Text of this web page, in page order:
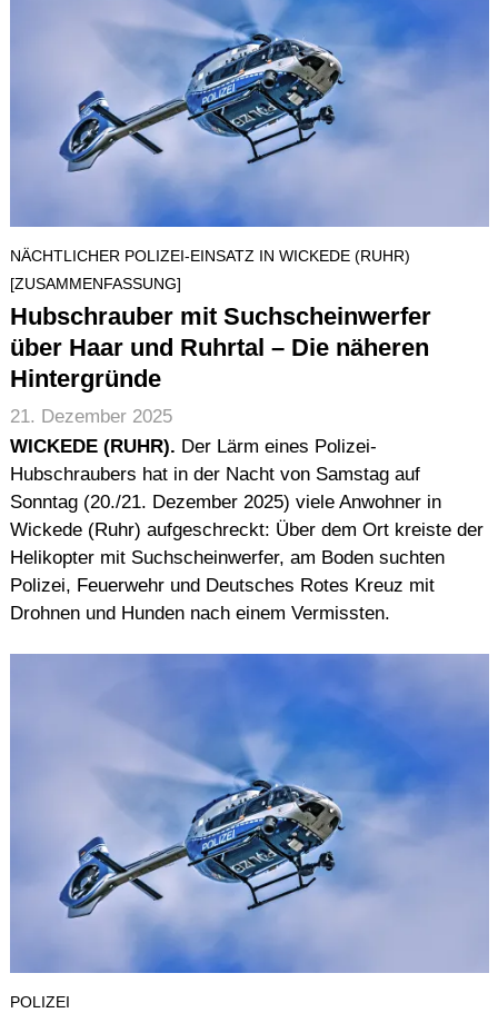
NÄCHTLICHER POLIZEI-EINSATZ IN WICKEDE (RUHR)
[ZUSAMMENFASSUNG]
Hubschrauber mit Suchscheinwerfer
über Haar und Ruhrtal – Die näheren
Hintergründe
21. Dezember 2025
WICKEDE (RUHR). Der Lärm eines Polizei-
Hubschraubers hat in der Nacht von Samstag auf
Sonntag (20./21. Dezember 2025) viele Anwohner in
Wickede (Ruhr) aufgeschreckt: Über dem Ort kreiste der
Helikopter mit Suchscheinwerfer, am Boden suchten
Polizei, Feuerwehr und Deutsches Rotes Kreuz mit
Drohnen und Hunden nach einem Vermissten.
POLIZEI